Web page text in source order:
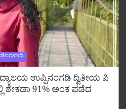
ಉಪ್ಪಿನಂಗಡಿ ದ್ವಿತೀಯ ಪಿ
ಶೇಕಡಾ 91% ಅಂಕ ಪಡೆದ